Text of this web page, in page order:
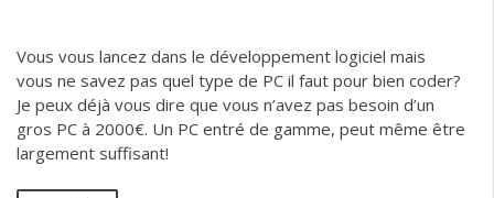
Vous vous lancez dans le développement logiciel mais
vous ne savez pas quel type de PC il faut pour bien coder?
Je peux déjà vous dire que vous n’avez pas besoin d’un
gros PC à 2000€. Un PC entré de gamme, peut même être
largement suffisant!